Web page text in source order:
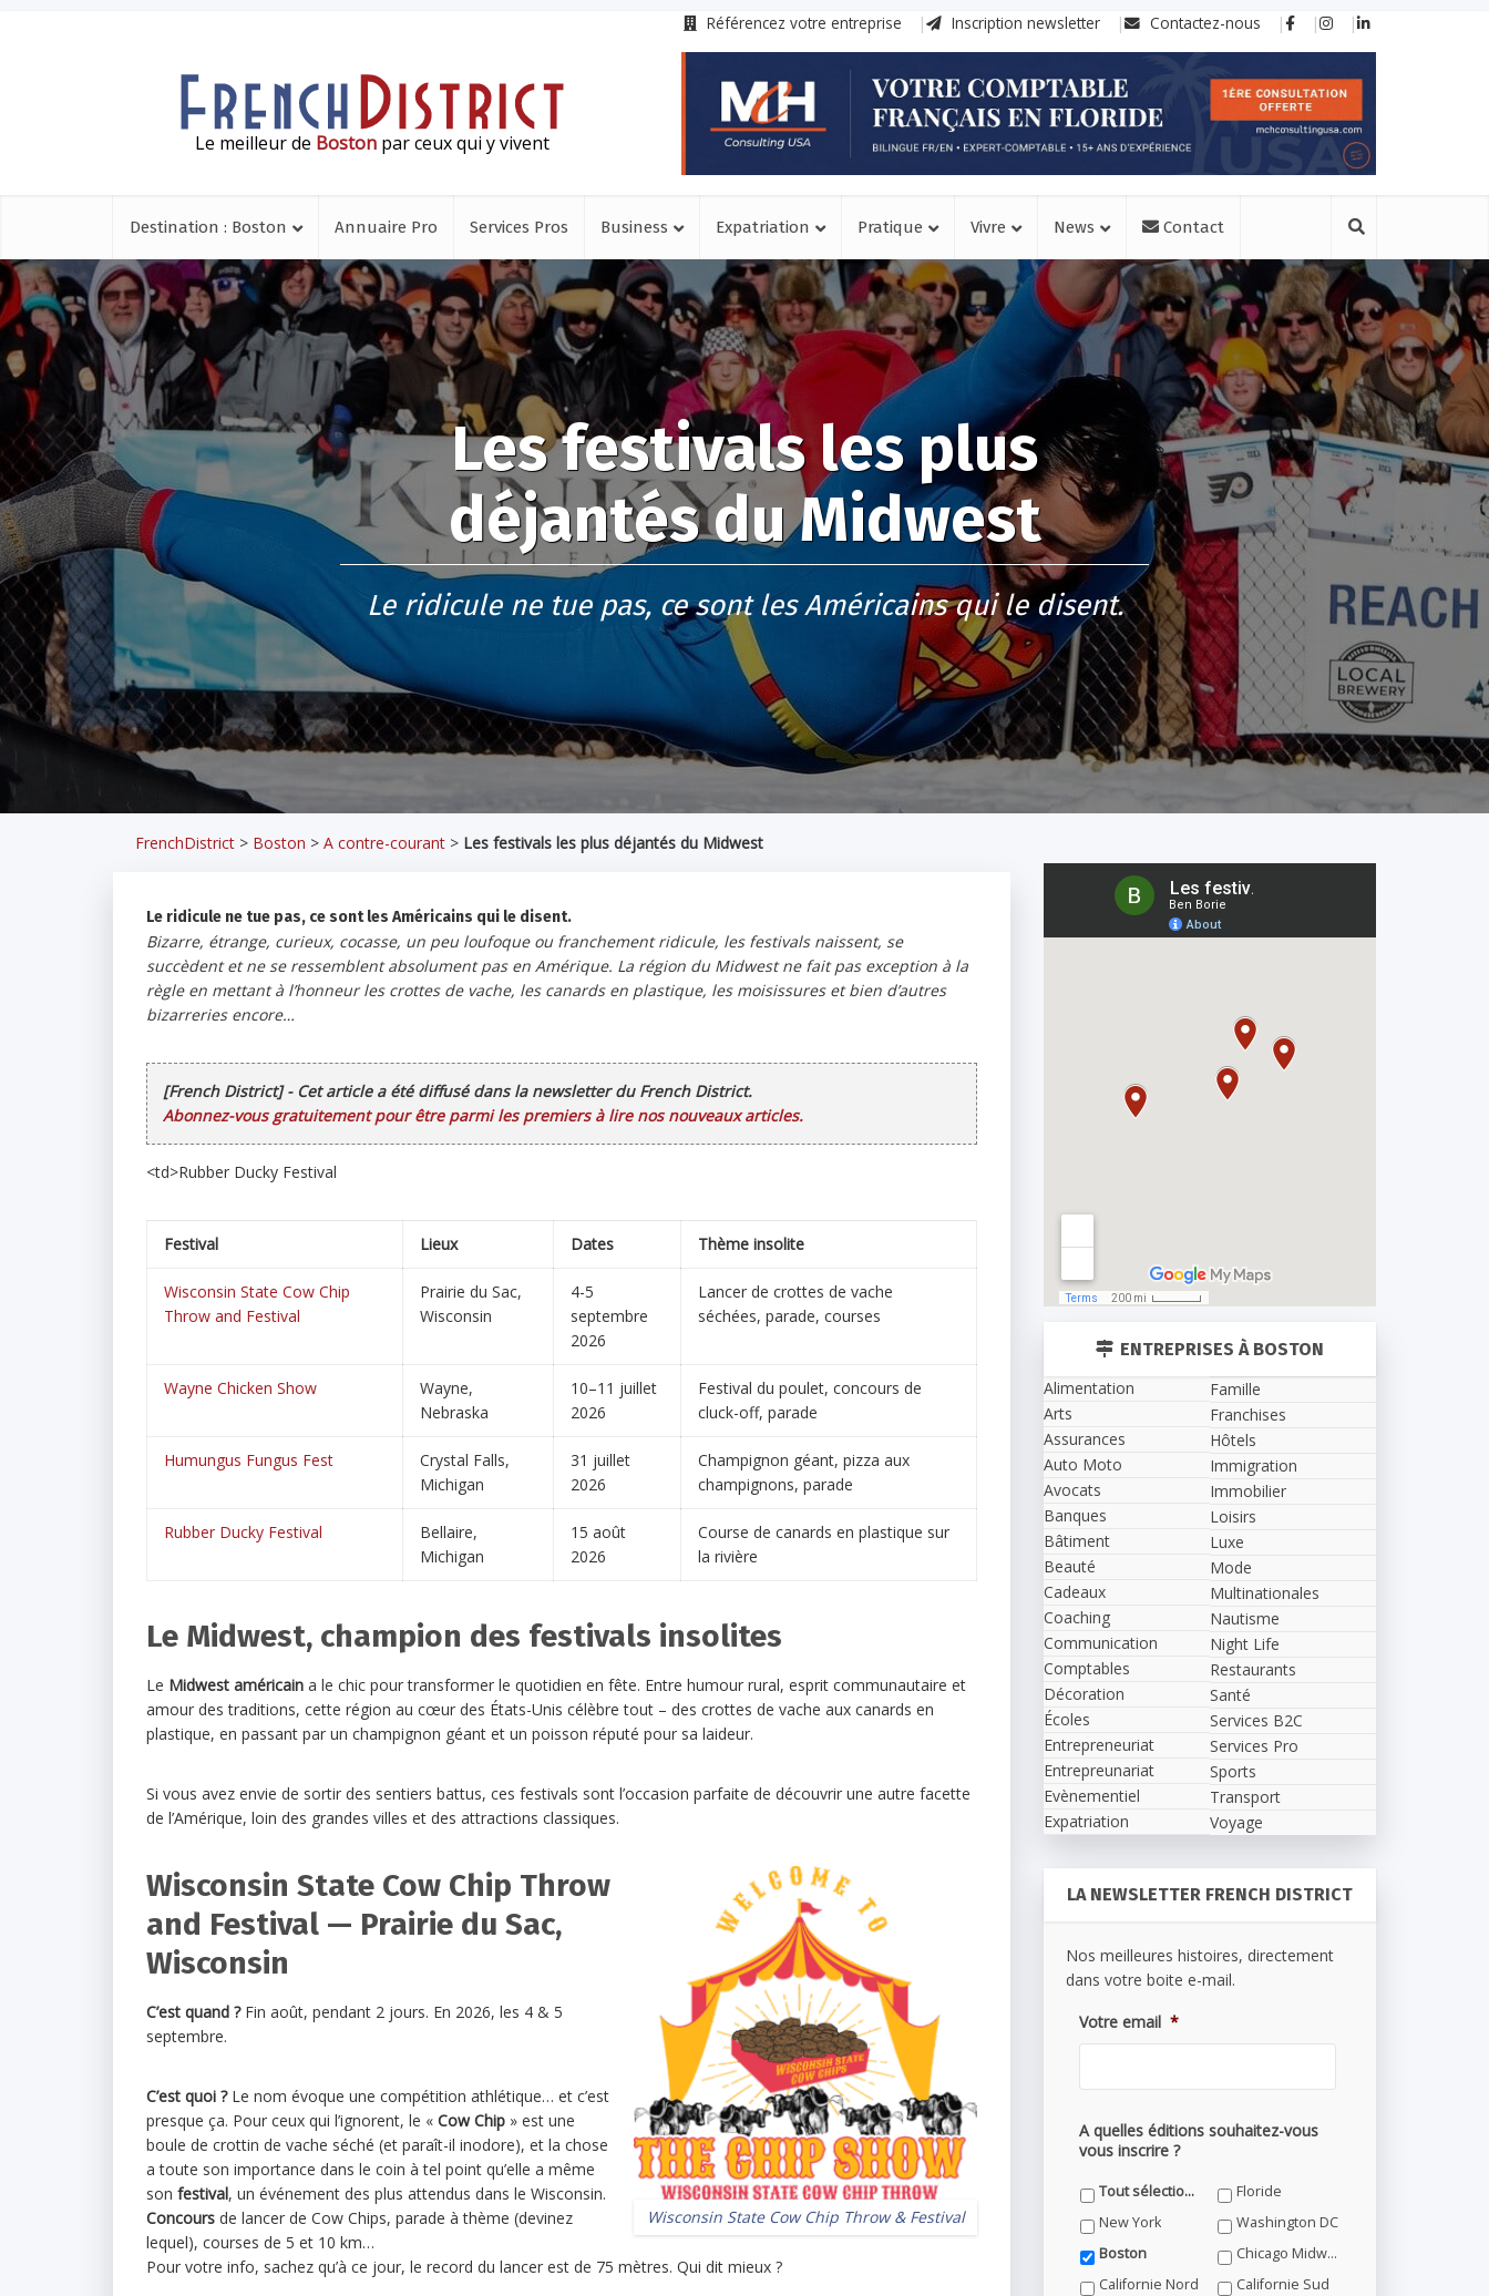
Référencez votre entreprise Inscription newsletter Contactez-nous
Le meilleur de Boston par ceux qui y vivent
Destination : Boston Annuaire Pro Services Pros Business Expatriation Pratique Vivre News Contact
Les festivals les plus
déjantés du Midwest
Le ridicule ne tue pas, ce sont les Américains qui le disent.
FrenchDistrict > Boston > A contre-courant > Les festivals les plus déjantés du Midwest
Le ridicule ne tue pas, ce sont les Américains qui le disent.
Bizarre, étrange, curieux, cocasse, un peu loufoque ou franchement ridicule, les festivals naissent, se
succèdent et ne se ressemblent absolument pas en Amérique. La région du Midwest ne fait pas exception à la
règle en mettant à l’honneur les crottes de vache, les canards en plastique, les moisissures et bien d’autres
bizarreries encore…
[French District] - Cet article a été diffusé dans la newsletter du French District.
Abonnez-vous gratuitement pour être parmi les premiers à lire nos nouveaux articles.
<td>Rubber Ducky Festival
Festival Lieux Dates Thème insolite
Wisconsin State Cow Chip
Throw and Festival
Prairie du Sac,
Wisconsin
4-5
septembre
2026
Lancer de crottes de vache
séchées, parade, courses
Wayne Chicken Show
Wayne,
Nebraska
10–11 juillet
2026
Festival du poulet, concours de
cluck-off, parade
Humungus Fungus Fest
Crystal Falls,
Michigan
31 juillet
2026
Champignon géant, pizza aux
champignons, parade
Rubber Ducky Festival
Bellaire,
Michigan
15 août
2026
Course de canards en plastique sur
la rivière
Le Midwest, champion des festivals insolites
Le Midwest américain a le chic pour transformer le quotidien en fête. Entre humour rural, esprit communautaire et
amour des traditions, cette région au cœur des États-Unis célèbre tout – des crottes de vache aux canards en
plastique, en passant par un champignon géant et un poisson réputé pour sa laideur.
Si vous avez envie de sortir des sentiers battus, ces festivals sont l’occasion parfaite de découvrir une autre facette
de l’Amérique, loin des grandes villes et des attractions classiques.
Wisconsin State Cow Chip Throw & Festival
Wisconsin State Cow Chip Throw
and Festival — Prairie du Sac,
Wisconsin
C’est quand ?Fin août, pendant 2 jours. En 2026, les 4 & 5
septembre.
C’est quoi ?Le nom évoque une compétition athlétique… et c’est
presque ça. Pour ceux qui l’ignorent, le « Cow Chip » est une
boule de crottin de vache séché (et paraît-il inodore), et la chose
a toute son importance dans le coin à tel point qu’elle a même
son festival, un événement des plus attendus dans le Wisconsin.
Concours de lancer de Cow Chips, parade à thème (devinez
lequel), courses de 5 et 10 km…
Pour votre info, sachez qu’à ce jour, le record du lancer est de 75 mètres. Qui dit mieux ?
ENTREPRISES À BOSTON
Alimentation
Arts
Assurances
Auto Moto
Avocats
Banques
Bâtiment
Beauté
Cadeaux
Coaching
Communication
Comptables
Décoration
Écoles
Entrepreneuriat
Entrepreunariat
Evènementiel
Expatriation
Famille
Franchises
Hôtels
Immigration
Immobilier
Loisirs
Luxe
Mode
Multinationales
Nautisme
Night Life
Restaurants
Santé
Services B2C
Services Pro
Sports
Transport
Voyage
LA NEWSLETTER FRENCH DISTRICT
Nos meilleures histoires, directement
dans votre boite e-mail.
Votre email *
A quelles éditions souhaitez-vous
vous inscrire ?
Tout sélectionner
Floride
New York
Washington DC
Boston
Chicago Midwest
Californie Nord
Californie Sud